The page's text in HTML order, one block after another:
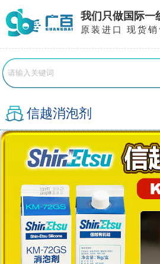
我们只做国际一
原装进口 现货
信越消泡剂